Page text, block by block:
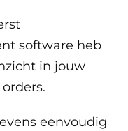
software heb
in jouw
eenvoudig